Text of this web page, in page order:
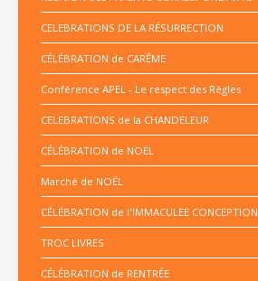
CELEBRATIONS DE LA RÉSURRECTION
CÉLÉBRATION de CARÊME
Conférence APEL - Le respect des Règles
CELEBRATIONS de la CHANDELEUR
CÉLÉBRATION de NOËL
Marché de NOËL
CÉLÉBRATION de l'IMMACULEE CONCEPTION
TROC LIVRES
CÉLÉBRATION de RENTRÉE